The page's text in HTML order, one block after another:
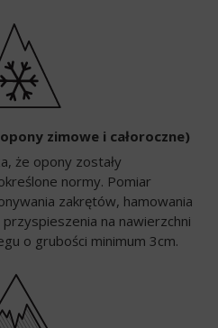
zimowe i całoroczne)
że opony zostały
normy. Pomiar
zakrętów, hamowania
na nawierzchni
o grubości minimum 3cm.